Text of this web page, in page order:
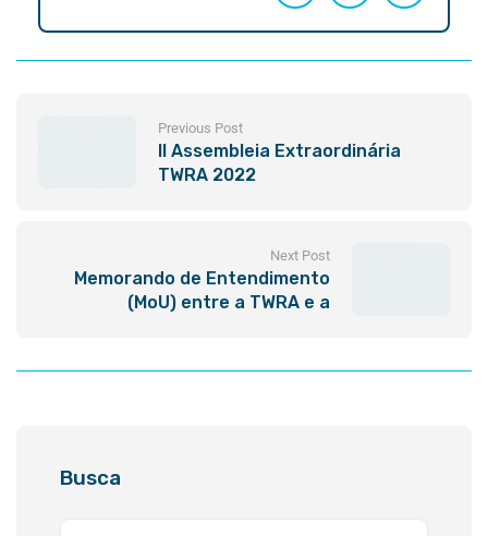
Previous Post
II Assembleia Extraordinária
TWRA 2022
Next Post
Memorando de Entendimento
(MoU) entre a TWRA e a
Busca